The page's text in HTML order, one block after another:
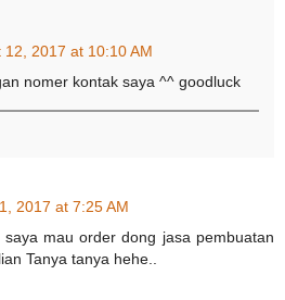
12, 2017 at 10:10 AM
nomer kontak saya ^^ goodluck
2017 at 7:25 AM
mau order dong jasa pembuatan
Tanya tanya hehe..